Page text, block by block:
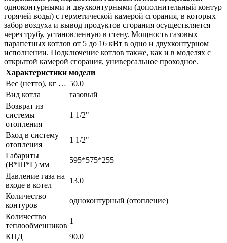
одноконтурными и двухконтурными (дополнительный контур
горячей воды) с герметической камерой сгорания, в которых
забор воздуха и вывод продуктов сгорания осуществляется
через трубу, установленную в стену. Мощность газовых
парапетных котлов от 5 до 16 кВт в одно и двухконтурном
исполнении. Подключение котлов также, как и в моделях с
открытой камерой сгорания, универсальное проходное.
Характеристики модели
Вес (нетто), кг … 50.0
Вид котла
газовый
Возврат из
системы
отопления
1 1/2"
Вход в систему
отопления
1 1/2"
Габариты
(В*Ш*Г) мм
595*575*255
Давление газа на
входе в котел
13.0
Количество
контуров
одноконтурный (отопление)
Количество
теплообменников
1
КПД
90.0